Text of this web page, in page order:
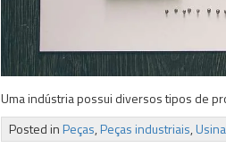
Uma indústria possui diversos tipos de
Posted inPeças,Peças industriais,